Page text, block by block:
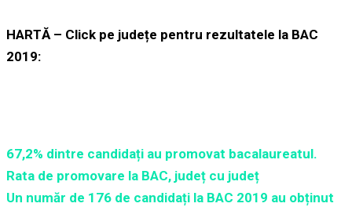
HARTĂ – Click pe județe pentru rezultatele la BAC
2019:
67,2% dintre candidați au promovat bacalaureatul.
Rata de promovare la BAC, județ cu județ
Un număr de 176 de candidați la BAC 2019 au obținut